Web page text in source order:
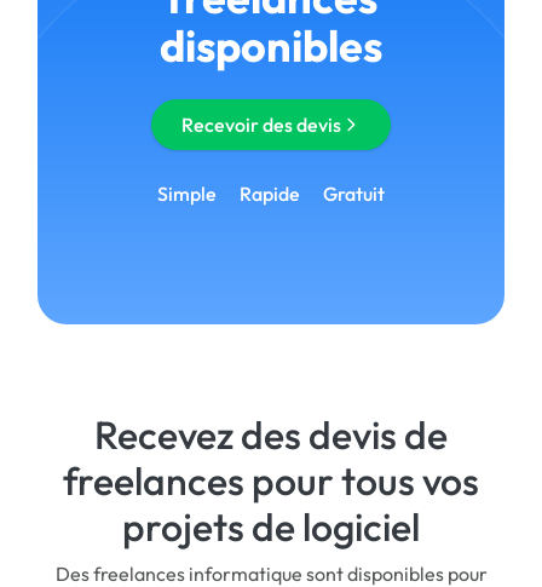
disponibles
Recevoir des devis
Simple Rapide Gratuit
Recevez des devis de
freelances pour tous vos
projets de logiciel
Des freelances informatique sont disponibles pour